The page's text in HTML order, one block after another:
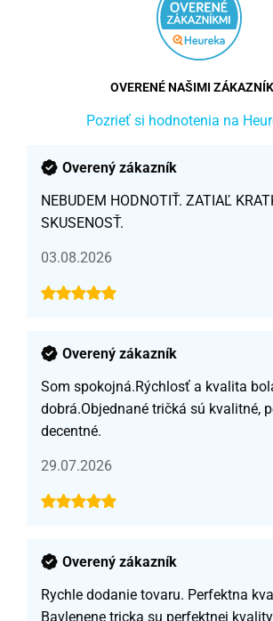
OVERENÉ NAŠIMI
Pozrieť si hodnotenia na
Overený zákazník
NEBUDEM HODNOTIŤ. ZATIAĽ
SKUSENOSŤ.
03.08.2026
Overený zákazník
Som spokojná.Rýchlosť a kvalita
dobrá.Objednané tričká sú kvalitné,
decentné.
29.07.2026
Overený zákazník
Rychle dodanie tovaru. Perfektna
Bavlenene tricka su perfektnej